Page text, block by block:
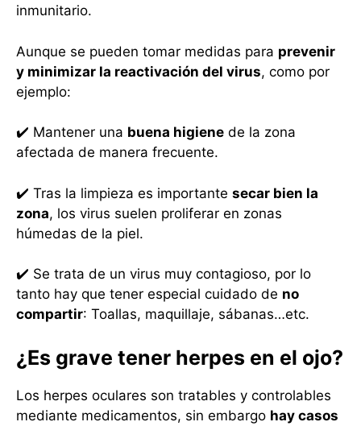
inmunitario.
Aunque se pueden tomar medidas para prevenir
y minimizar la reactivación del virus, como por
ejemplo:
✔️ Mantener una buena higiene de la zona
afectada de manera frecuente.
✔️ Tras la limpieza es importante secar bien la
zona, los virus suelen proliferar en zonas
húmedas de la piel.
✔️ Se trata de un virus muy contagioso, por lo
tanto hay que tener especial cuidado de no
compartir: Toallas, maquillaje, sábanas…etc.
¿Es grave tener herpes en el ojo?
Los herpes oculares son tratables y controlables
mediante medicamentos, sin embargo hay casos